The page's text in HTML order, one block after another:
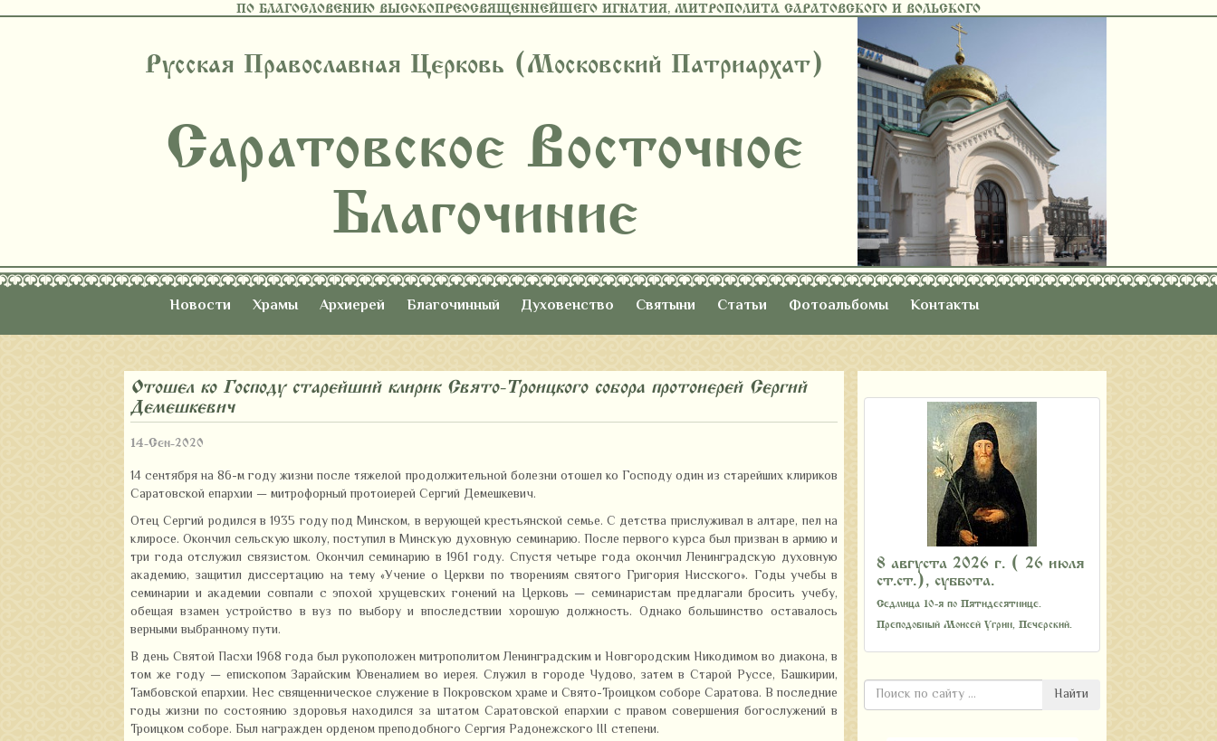
ПО БЛАГОСЛОВЕНИЮ ВЫСОКОПРЕОСВЯЩЕННЕЙШЕГО ИГНАТИЯ, МИТРОПОЛИТА САРАТОВСКОГО И ВОЛЬСКОГО
Русская Православная Церковь (Московский Патриархат)
Саратовское Восточное
Благочиние
Новости Храмы Архиерей Благочинный Духовенство Святыни Статьи Фотоальбомы Контакты
Отошел ко Господу старейший клирик Свято-Троицкого собора протоиерей Сергий
Демешкевич
14-Сен-2020
14 сентября на 86-м году жизни после тяжелой продолжительной болезни отошел ко Господу один из старейших клириков
Саратовской епархии — митрофорный протоиерей Сергий Демешкевич.
Отец Сергий родился в 1935 году под Минском, в верующей крестьянской семье. С детства прислуживал в алтаре, пел на
клиросе. Окончил сельскую школу, поступил в Минскую духовную семинарию. После первого курса был призван в армию и
три года отслужил связистом. Окончил семинарию в 1961 году. Спустя четыре года окончил Ленинградскую духовную
академию, защитил диссертацию на тему «Учение о Церкви по творениям святого Григория Нисского». Годы учебы в
семинарии и академии совпали с эпохой хрущевских гонений на Церковь — семинаристам предлагали бросить учебу,
обещая взамен устройство в вуз по выбору и впоследствии хорошую должность. Однако большинство оставалось
верными выбранному пути.
В день Святой Пасхи 1968 года был рукоположен митрополитом Ленинградским и Новгородским Никодимом во диакона, в
том же году — епископом Зарайским Ювеналием во иерея. Служил в городе Чудово, затем в Старой Руссе, Башкирии,
Тамбовской епархии. Нес священническое служение в Покровском храме и Свято-Троицком соборе Саратова. В последние
годы жизни по состоянию здоровья находился за штатом Саратовской епархии с правом совершения богослужений в
Троицком соборе. Был награжден орденом преподобного Сергия Радонежского III степени.
8 августа 2026 г. ( 26 июля
ст.ст.), суббота.
Седмица 10-я по Пятидесятнице.
Преподобный Моисей Угрин, Печерский.
Найти